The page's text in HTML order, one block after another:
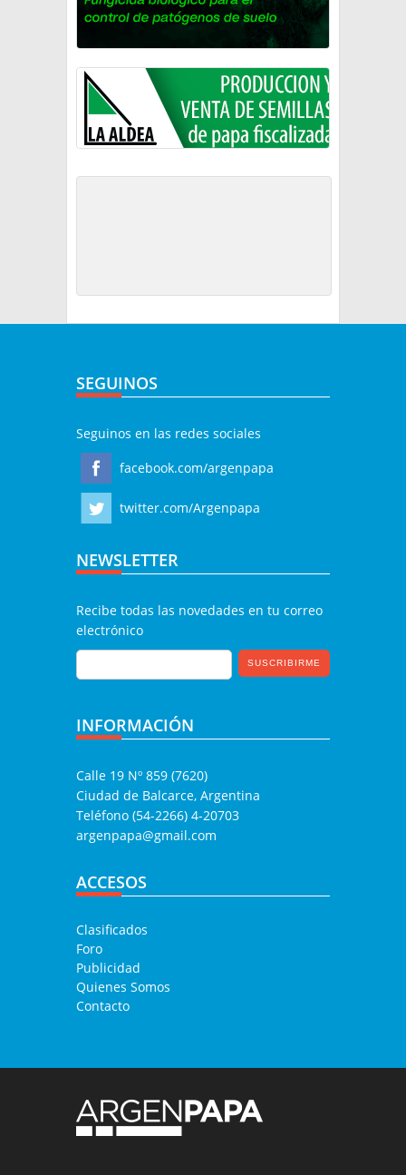
SEGUINOS
Seguinos en las redes sociales
facebook.com/argenpapa
twitter.com/Argenpapa
NEWSLETTER
Recibe todas las novedades en tu correo
electrónico
INFORMACIÓN
Calle 19 Nº 859 (7620)
Ciudad de Balcarce, Argentina
Teléfono (54-2266) 4-20703
argenpapa@gmail.com
ACCESOS
Clasificados
Foro
Publicidad
Quienes Somos
Contacto